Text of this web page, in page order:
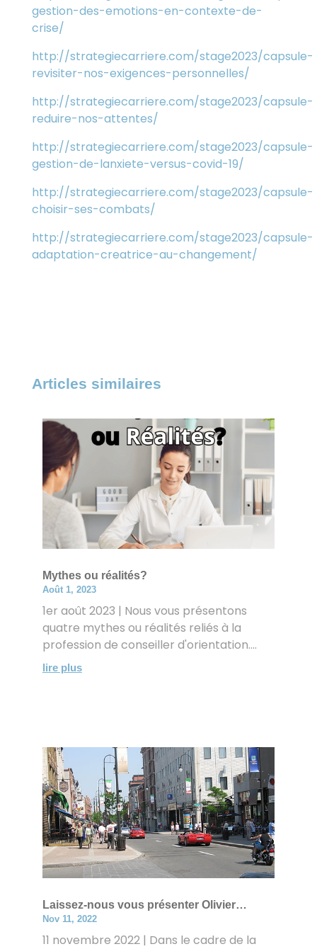
gestion-des-emotions-en-contexte-de-
crise/
http://strategiecarriere.com/stage2023/capsule-
revisiter-nos-exigences-personnelles/
http://strategiecarriere.com/stage2023/capsule-
reduire-nos-attentes/
http://strategiecarriere.com/stage2023/capsule-
gestion-de-lanxiete-versus-covid-19/
http://strategiecarriere.com/stage2023/capsule-
choisir-ses-combats/
http://strategiecarriere.com/stage2023/capsule-
adaptation-creatrice-au-changement/
Articles similaires
Mythes ou réalités?
Août 1, 2023
1er août 2023 | Nous vous présentons
quatre mythes ou réalités reliés à la
profession de conseiller d'orientation....
lire plus
Laissez-nous vous présenter Olivier…
Nov 11, 2022
11 novembre 2022 | Dans le cadre de la